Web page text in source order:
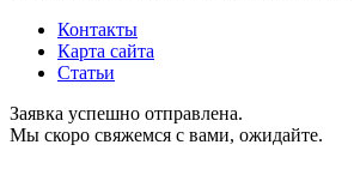
Контакты
Карта сайта
Статьи
Заявка успешно отправлена.
Мы скоро свяжемся с вами, ожидайте.